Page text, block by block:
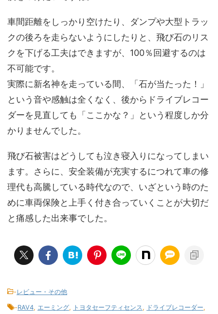
車間距離をしっかり空けたり、ダンプや大型トラッ
クの後ろを走らないようにしたりと、飛び石のリス
クを下げる工夫はできますが、100％回避するのは
不可能です。
実際に新名神を走っている間、「石が当たった！」
という音や感触は全くなく、後からドライブレコー
ダーを見直しても「ここかな？」という程度しか分
かりませんでした。
飛び石被害はどうしても泣き寝入りになってしまい
ます。さらに、安全装備が充実するにつれて車の修
理代も高騰している時代なので、いざという時のた
めに車両保険と上手く付き合っていくことが大切だ
と痛感した出来事でした。
-レビュー・その他
-RAV4, エーミング, トヨタセーフティセンス, ドライブレコーダー,